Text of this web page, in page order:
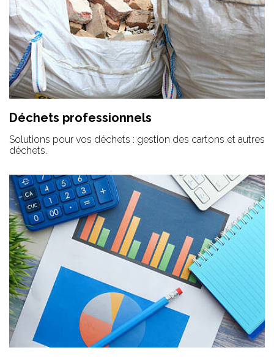
Déchets professionnels
Solutions pour vos déchets : gestion des cartons et autres
déchets.